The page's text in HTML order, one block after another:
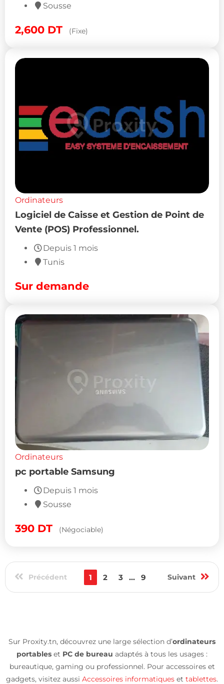
Sousse
2,600 DT (Fixe)
Ordinateurs
Logiciel de Caisse et Gestion de Point de
Vente (POS) Professionnel.
Depuis 1 mois
Tunis
Sur demande
Ordinateurs
pc portable Samsung
Depuis 1 mois
Sousse
390 DT (Négociable)
Précédent 1 2 3 ... 9 Suivant
Sur Proxity.tn, découvrez une large sélection d’ordinateurs
portables et PC de bureau adaptés à tous les usages :
bureautique, gaming ou professionnel. Pour accessoires et
gadgets, visitez aussi Accessoires informatiques et tablettes.